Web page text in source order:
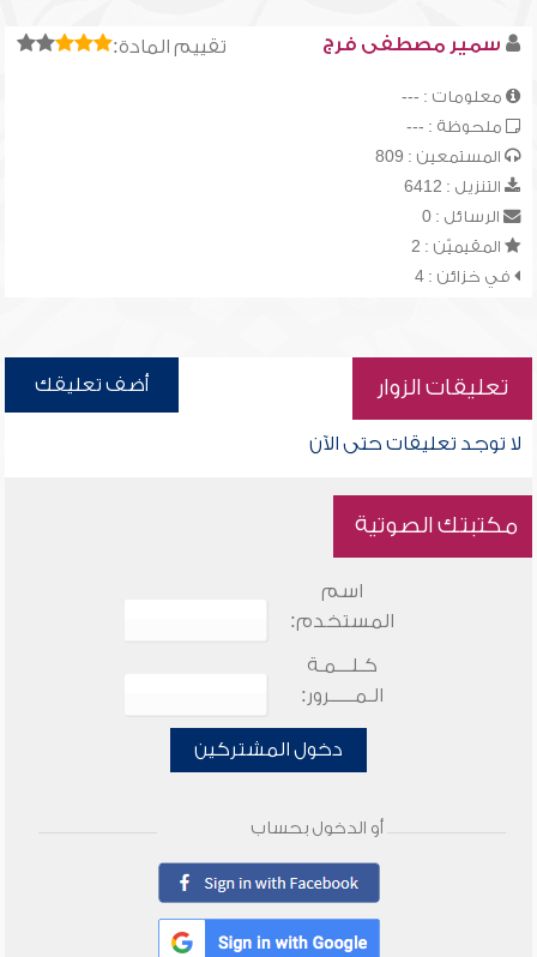
تقييم المادة: سمير مصطفى فرج
معلومات : ---
ملحوظة : ---
المستمعين : 809
التنزيل : 6412
الرسائل : 0
المقيميّن : 2
في خزائن : 4
تعليقات الزوار أضف تعليقك
لا توجد تعليقات حتى الآن
مكتبتك الصوتية
اسم
المستخدم:
كـلـــمـة
الـمـــــرور:
دخول المشتركين
أو الدخول بحساب